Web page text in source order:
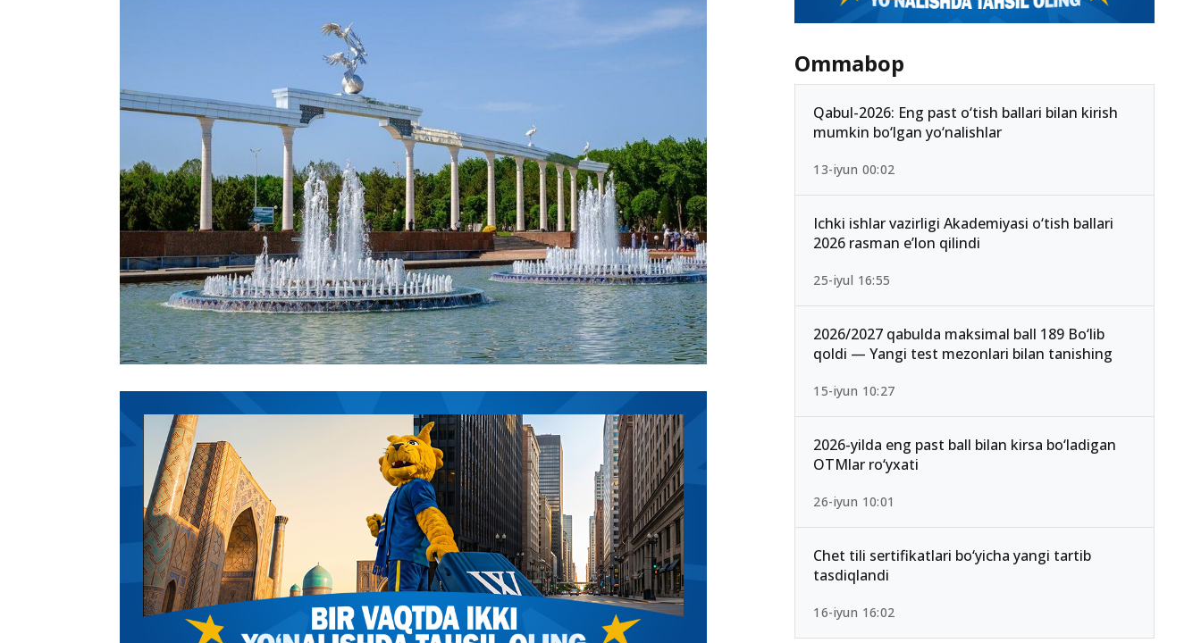
Ommabop
Qabul-2026: Eng past o‘tish ballari bilan kirish
mumkin bo‘lgan yo‘nalishlar
13-iyun 00:02
Ichki ishlar vazirligi Akademiyasi o‘tish ballari
2026 rasman e’lon qilindi
25-iyul 16:55
2026/2027 qabulda maksimal ball 189 Bo‘lib
qoldi — Yangi test mezonlari bilan tanishing
15-iyun 10:27
2026-yilda eng past ball bilan kirsa bo‘ladigan
OTMlar ro‘yxati
26-iyun 10:01
Chet tili sertifikatlari bo‘yicha yangi tartib
tasdiqlandi
16-iyun 16:02